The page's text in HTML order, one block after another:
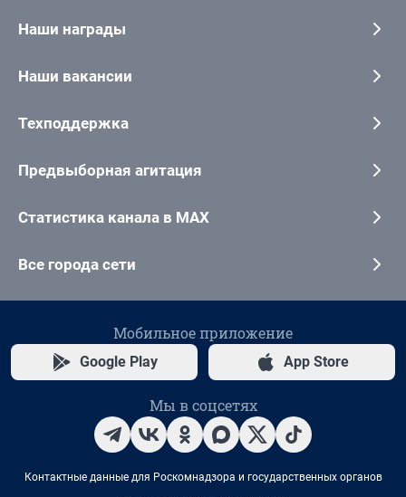
Наши награды
Наши вакансии
Техподдержка
Предвыборная агитация
Статистика канала в MAX
Все города сети
Мобильное приложение
Google Play App Store
Мы в соцсетях
Контактные данные для Роскомнадзора и государственных органов